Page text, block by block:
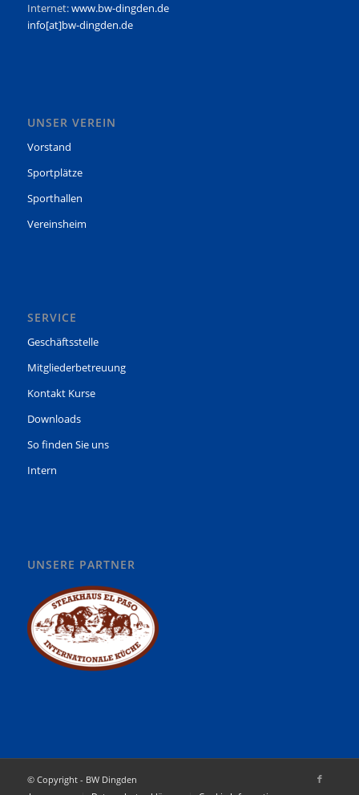
Internet:www.bw-dingden.de
info[at]bw-dingden.de
UNSER VEREIN
Vorstand
Sportplätze
Sporthallen
Vereinsheim
SERVICE
Geschäftsstelle
Mitgliederbetreuung
Kontakt Kurse
Downloads
So finden Sie uns
Intern
UNSERE PARTNER
© Copyright - BW Dingden